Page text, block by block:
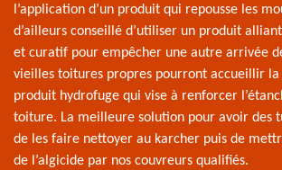
l’application d’un produit qui repousse les
d’ailleurs conseillé d’utiliser un produit
et curatif pour empêcher une autre arrivée
vieilles toitures propres pourront accueillir la
produit hydrofuge qui vise à renforcer
toiture. La meilleure solution pour avoir des
de les faire nettoyer au karcher puis de
de l’algicide par nos couvreurs qualifiés.